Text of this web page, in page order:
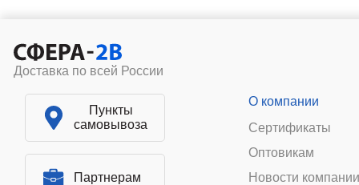
Доставка по всей России
Пункты
самовывоза
Партнерам
О компании
Сертификаты
Оптовикам
Новости